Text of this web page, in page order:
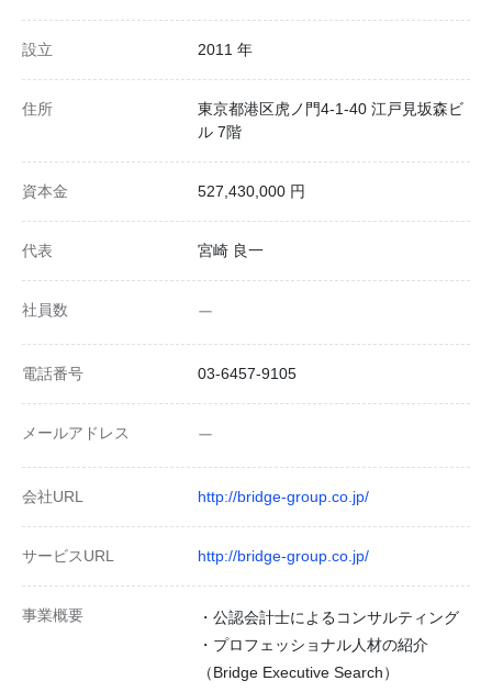
設立 2011 年
住所
東京都港区虎ノ門4-1-40 江戸見坂森ビ
ル 7階
資本金 527,430,000 円
代表 宮崎 良一
社員数 ー
電話番号 03-6457-9105
メールアドレス ー
会社URL http://bridge-group.co.jp/
サービスURL http://bridge-group.co.jp/
事業概要
・公認会計士によるコンサルティング
・プロフェッショナル人材の紹介
（Bridge Executive Search）